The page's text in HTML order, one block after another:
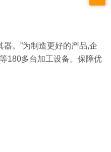
器。”为制造更好的产品,企
180多台加工设备。保障优